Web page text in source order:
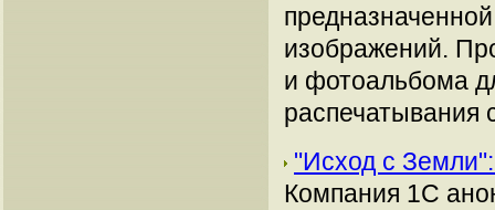
изображений.
и фотоальбома
распечатывания
"Исход с
Компания 1C